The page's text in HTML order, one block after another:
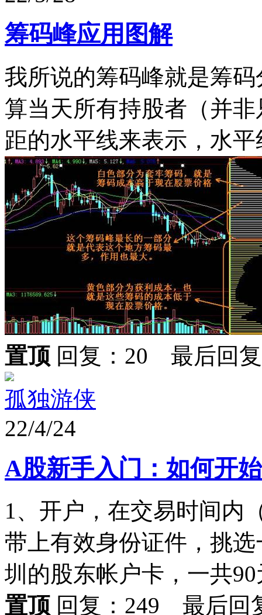
筹码峰应用图解
我所说的筹码峰就是筹
算当天所有持股者（并
距的水平线来表示，水
置顶 回复：20 最后回
孤独游侠
22/4/24
A股新手入门：如何开
1、开户，在交易时间内
带上有效身份证件，挑
圳的股东帐户卡，一共
置顶 回复：249 最后回